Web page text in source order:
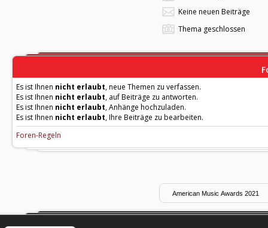
Keine neuen Beiträge
Thema geschlossen
Es ist Ihnen nicht erlaubt, neue Themen zu verfassen.
Es ist Ihnen nicht erlaubt, auf Beiträge zu antworten.
Es ist Ihnen nicht erlaubt, Anhänge hochzuladen.
Es ist Ihnen nicht erlaubt, Ihre Beiträge zu bearbeiten.
Foren-Regeln